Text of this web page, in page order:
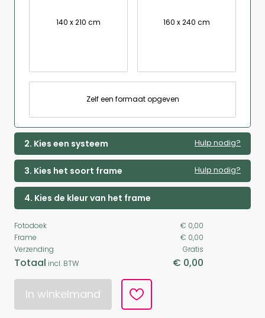
140 x 210 cm 160 x 240 cm
Zelf een formaat opgeven
2. Kies een systeem Hulp nodig?
3. Kies het soort frame Hulp nodig?
4. Kies de kleur van het frame
Fotodoek
€ 0,00
Frame
€ 0,00
Verzending
Gratis
Totaal incl. BTW € 0,00
In winkelmand